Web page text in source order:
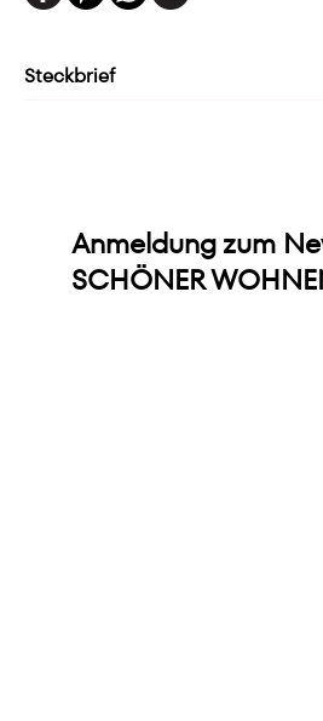
Steckbrief
Anmeldung zum
SCHÖNER